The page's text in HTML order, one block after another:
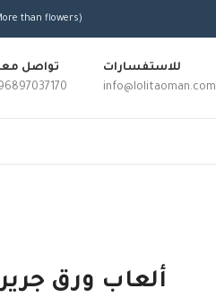
than flowers)
تواصل
للاستفسارات
info@lolitaoman.com
ألعاب ورق جرير